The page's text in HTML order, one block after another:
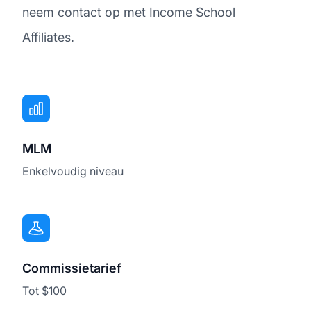
neem contact op met Income School
Affiliates.
MLM
Enkelvoudig niveau
Commissietarief
Tot $100